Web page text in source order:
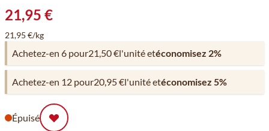
21,95 €
21,95 €/kg
Achetez-en 6 pour21,50 €l'unité etéconomisez 2%
Achetez-en 12 pour20,95 €l'unité etéconomisez 5%
Épuisé